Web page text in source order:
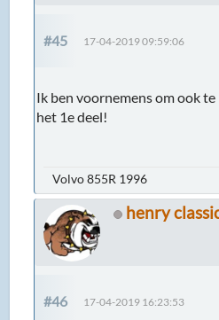
#45 17-04-2019 09:59:06
Ik ben voornemens om ook
het 1e deel!
Volvo 855R 1996
henry
#46 17-04-2019 16:23:53